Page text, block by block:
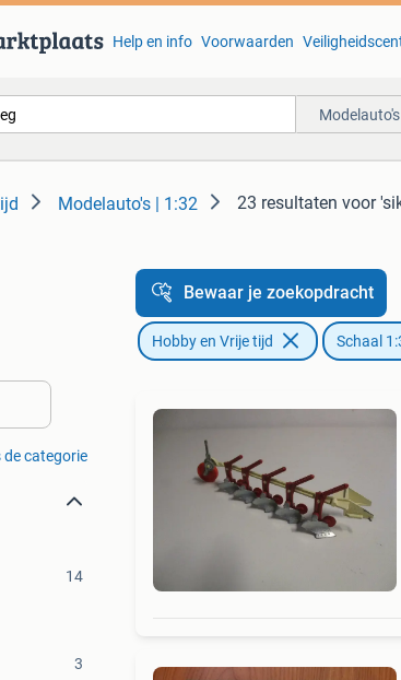
Help en info Voorwaarden
Modelauto's | 1:32 23 resultaten voor
de categorie
14
3
Bewaar je zoekopdracht
Hobby en Vrije tijd Schaal